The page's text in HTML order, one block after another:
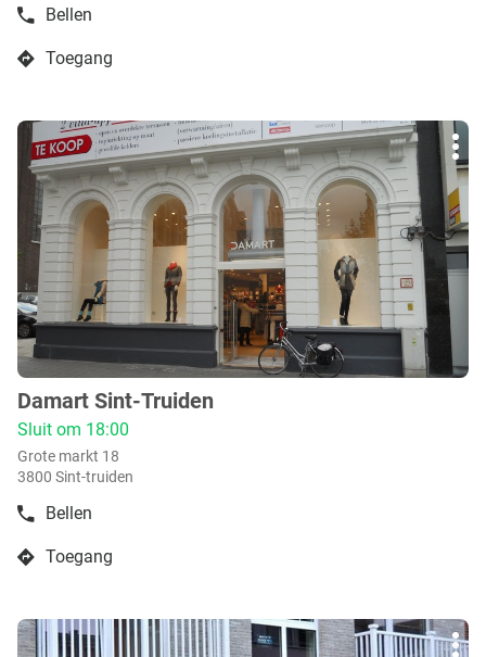
Bellen
de
DamartToegang
naar
Damart
Verviers
Druk
op
de
ENTER
toets
voor
meer
info
boetiek
:
Damart Sint-Truiden
Sluit om 18:00
Grote markt 18
3800 Sint-truiden
Bellen
de
DamartToegang
naar
Damart
Sint-
Druk